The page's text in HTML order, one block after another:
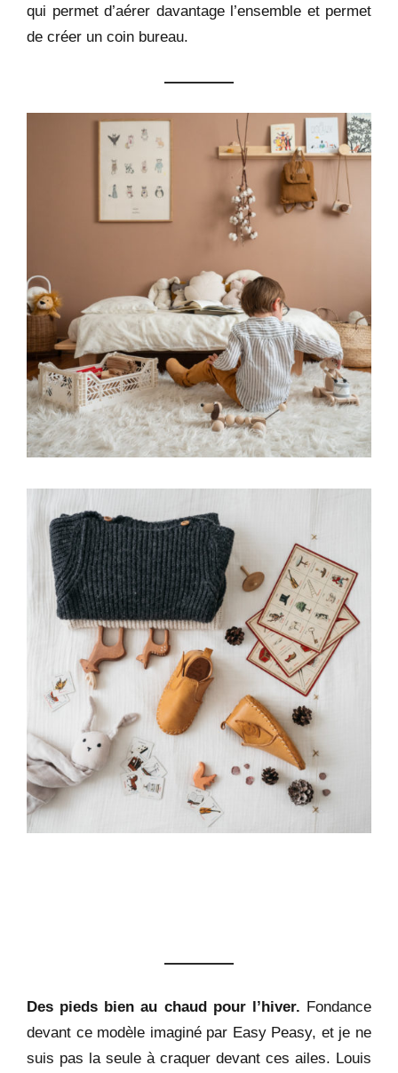
qui permet d’aérer davantage l’ensemble et permet
de créer un coin bureau.
Des pieds bien au chaud pour l’hiver. Fondance
devant ce modèle imaginé par Easy Peasy, et je ne
suis pas la seule à craquer devant ces ailes. Louis